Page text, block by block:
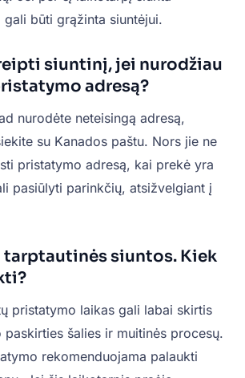
gali būti grąžinta siuntėjui.
siuntinį, jei nurodžiau
adresą?
nurodėte neteisingą adresą,
su Kanados paštu. Nors jie ne
pristatymo adresą, kai prekė yra
pasiūlyti parinkčių, atsižvelgiant į
tarptautinės siuntos. Kiek
pristatymo laikas gali labai skirtis
paskirties šalies ir muitinės procesų.
rekomenduojama palaukti